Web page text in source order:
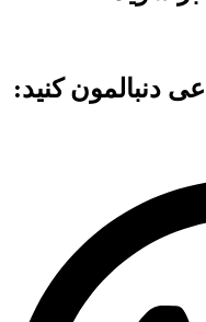
دنبالمون کنید: